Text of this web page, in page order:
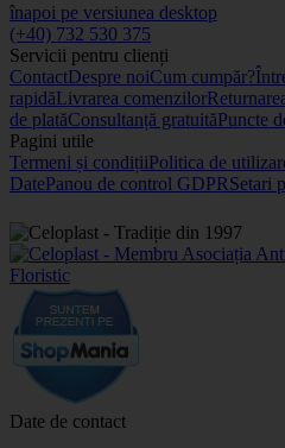
înapoi pe versiunea desktop
(+40) 732 530 375
Servicii pentru clienți
ContactDespre noiCum cumpăr?
rapidăLivrarea comenzilor
de platăConsultanță gratuităPuncte
Pagini utile
Termeni și condițiiPolitica de
DatePanou de control GDPRSetari
Date de contact